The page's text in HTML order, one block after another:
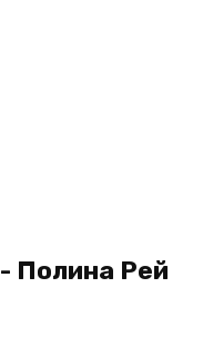
Полина Рей